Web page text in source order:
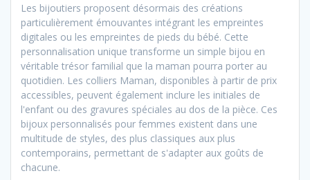
Les bijoutiers proposent désormais des créations
particulièrement émouvantes intégrant les empreintes
digitales ou les empreintes de pieds du bébé. Cette
personnalisation unique transforme un simple bijou en
véritable trésor familial que la maman pourra porter au
quotidien. Les colliers Maman, disponibles à partir de prix
accessibles, peuvent également inclure les initiales de
l'enfant ou des gravures spéciales au dos de la pièce. Ces
bijoux personnalisés pour femmes existent dans une
multitude de styles, des plus classiques aux plus
contemporains, permettant de s'adapter aux goûts de
chacune.